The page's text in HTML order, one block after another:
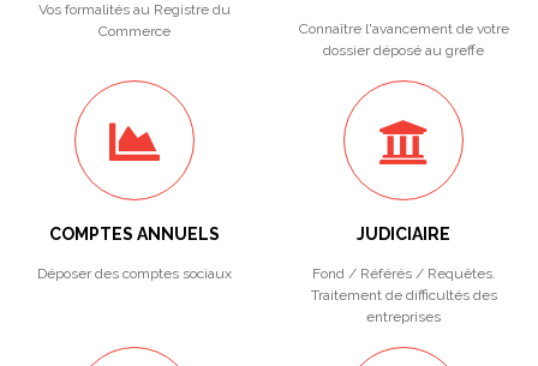
Vos formalités au Registre du
Commerce
Connaître l'avancement de votre
dossier déposé au greffe
COMPTES ANNUELS
Déposer des comptes sociaux
JUDICIAIRE
Fond / Référés / Requêtes.
Traitement de difficultés des
entreprises